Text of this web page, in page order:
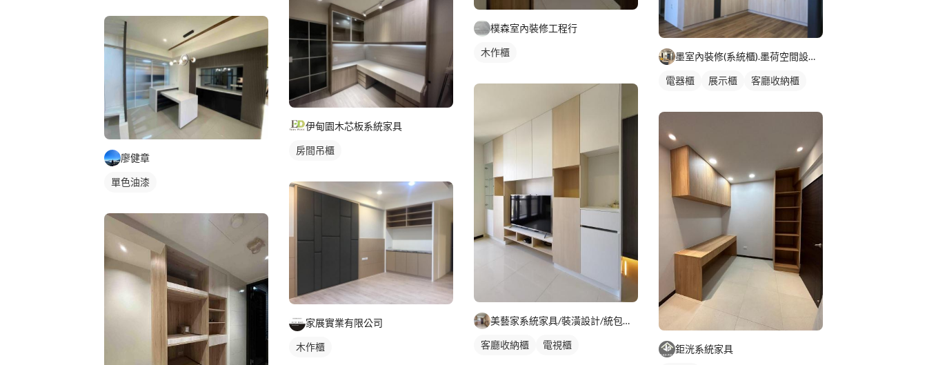
廖健章
單色油漆
伊甸園木芯板系統家具
房間吊櫃
家展實業有限公司
木作櫃
樸森室內裝修工程行
木作櫃
美藝家系統家具/裝潢設計/統包服務
客廳收納櫃 電視櫃
墨室內裝修(系統櫃).墨荷空間設計有限公司
電器櫃 展示櫃 客廳收納櫃
鉅洸系統家具